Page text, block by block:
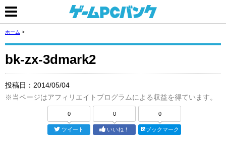
ホーム >
bk-zx-3dmark2
投稿日： 2014/05/04
※当ページはアフィリエイトプログラムによる収益を得ています。
0
ツイート
0
いいね！
0
ブックマーク